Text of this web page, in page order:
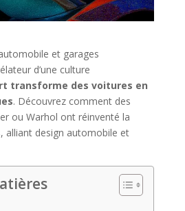
et garages
d’une culture
transforme des voitures en
. Découvrez comment des
ou Warhol ont réinventé la
alliant design automobile et